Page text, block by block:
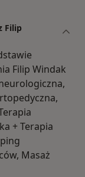
Filip
Filip Windak
+ Terapia
Masaż